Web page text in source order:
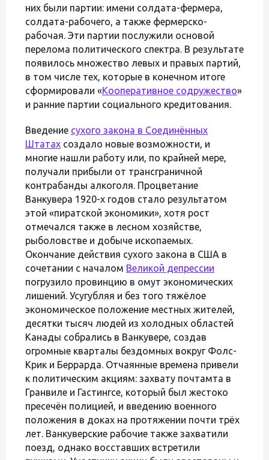
них были партии: имени солдата-фермера,
солдата-рабочего, а также фермерско-
рабочая. Эти партии послужили основой
перелома политического спектра. В результате
появилось множество левых и правых партий,
в том числе тех, которые в конечном итоге
сформировали «Кооперативное содружество»
и ранние партии социального кредитования.
Введение сухого закона в Соединённых
Штатах создало новые возможности, и
многие нашли работу или, по крайней мере,
получали прибыли от трансграничной
контрабанды алкоголя. Процветание
Ванкувера 1920-х годов стало результатом
этой «пиратской экономики», хотя рост
отмечался также в лесном хозяйстве,
рыболовстве и добыче ископаемых.
Окончание действия сухого закона в США в
сочетании с началом Великой депрессии
погрузило провинцию в омут экономических
лишений. Усугубляя и без того тяжёлое
экономическое положение местных жителей,
десятки тысяч людей из холодных областей
Канады собрались в Ванкувере, создав
огромные кварталы бездомных вокруг Фолс-
Крик и Беррарда. Отчаянные времена привели
к политическим акциям: захвату почтамта в
Гранвиле и Гастингсе, который был жестоко
пресечён полицией, и введению военного
положения в доках на протяжении почти трёх
лет. Ванкуверские рабочие также захватили
поезд, однако восставших встретили